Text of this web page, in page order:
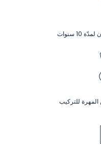
سنوات
للتركيب